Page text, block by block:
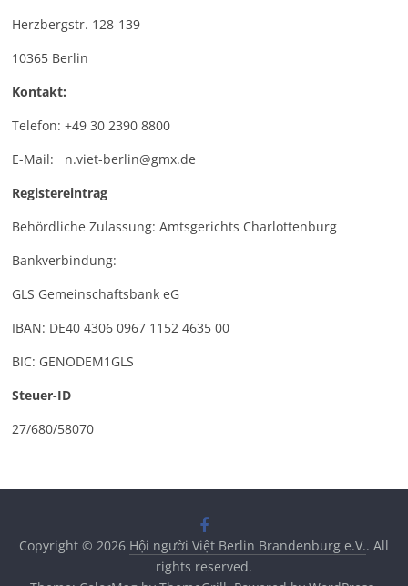
Herzbergstr. 128-139
10365 Berlin
Kontakt:
Telefon: +49 30 2390 8800
E-Mail: n.viet-berlin@gmx.de
Registereintrag
Behördliche Zulassung: Amtsgerichts Charlottenburg
Bankverbindung:
GLS Gemeinschaftsbank eG
IBAN: DE40 4306 0967 1152 4635 00
BIC: GENODEM1GLS
Steuer-ID
27/680/58070
Copyright © 2026 Hội người Việt Berlin Brandenburg e.V.. All
rights reserved.